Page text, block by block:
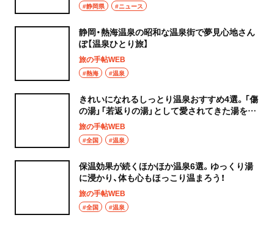
#静岡県 #ニュース
静岡・熱海温泉の昭和な温泉街で夢見心地さん
ぽ【温泉ひとり旅】
旅の手帖WEB
#熱海 #温泉
きれいになれるしっとり温泉おすすめ4選。「傷
の湯」「若返りの湯」として愛されてきた湯を満
喫しよう！
旅の手帖WEB
#全国 #温泉
保温効果が続くほかほか温泉6選。ゆっくり湯
に浸かり、体も心もほっこり温まろう！
旅の手帖WEB
#全国 #温泉